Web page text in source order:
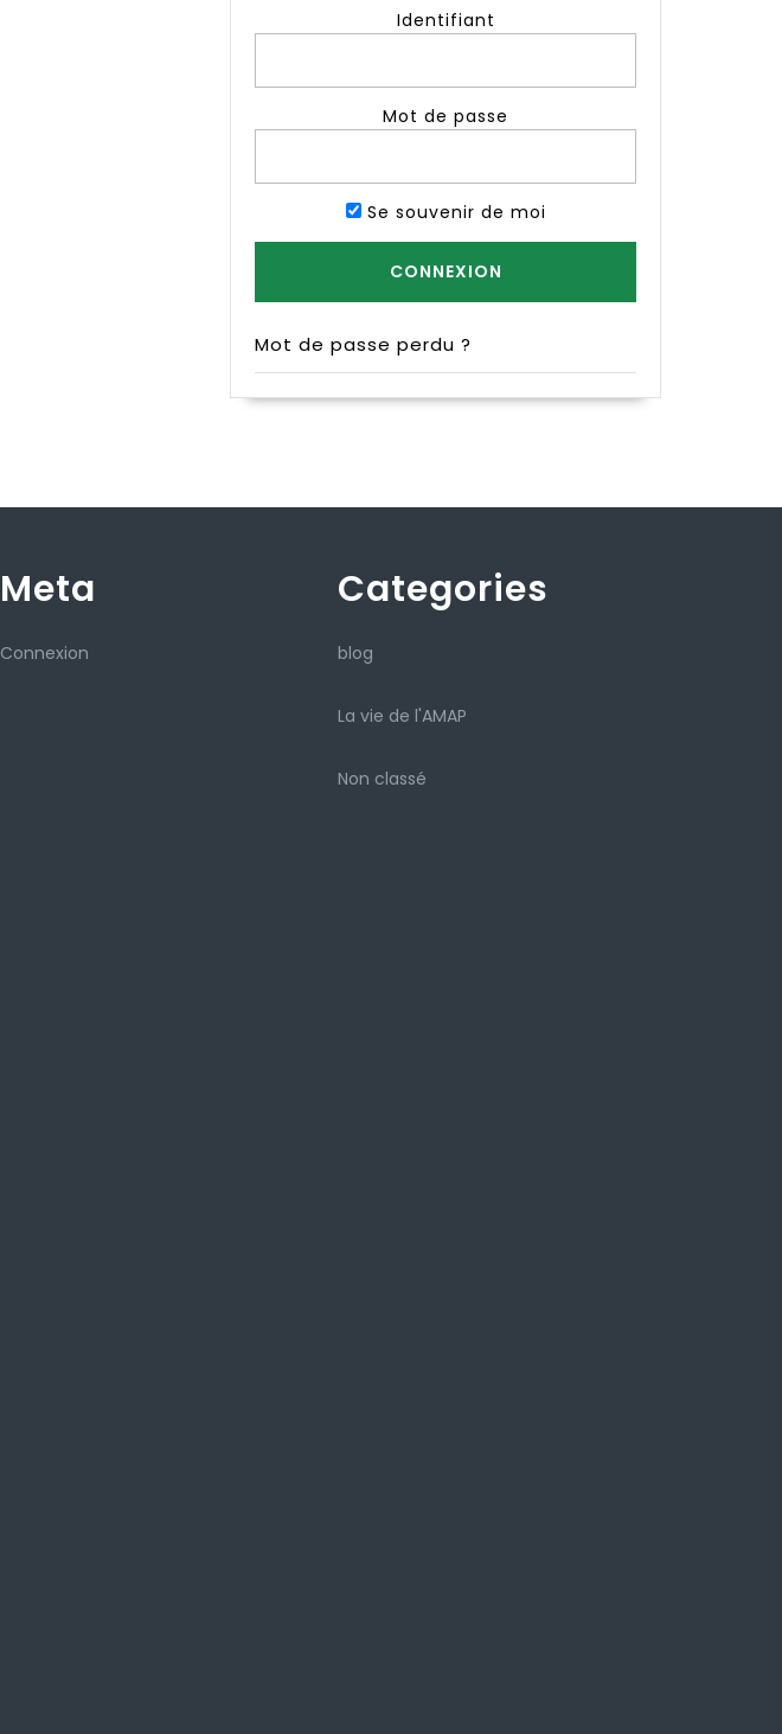
Identifiant
Mot de passe
Se souvenir de moi
Mot de passe perdu ?
Meta
Connexion
Categories
blog
La vie de l'AMAP
Non classé